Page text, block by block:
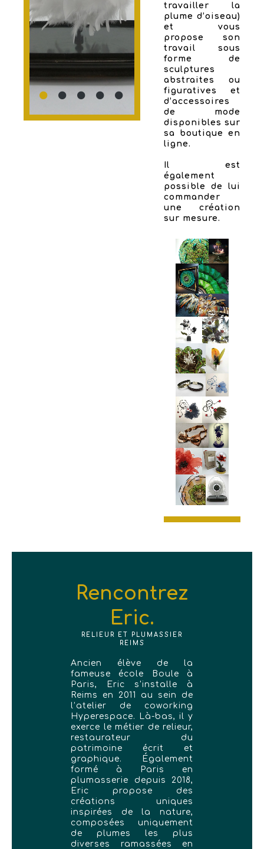
travailler la
plume d’oiseau)
et vous
propose son
travail sous
forme de
sculptures
abstraites ou
figuratives et
d’accessoires
de mode
disponibles sur
sa boutique en
ligne.
Il est
également
possible de lui
commander
une création
sur mesure.
Rencontrez
Eric.
RELIEUR ET PLUMASSIER
REIMS
Ancien élève de la
fameuse école Boule à
Paris, Eric s'installe à
Reims en 2011 au sein de
l’atelier de coworking
Hyperespace. Là-bas, il y
exerce le métier de relieur,
restaurateur du
patrimoine écrit et
graphique. Également
formé à Paris en
plumasserie depuis 2018,
Eric propose des
créations uniques
inspirées de la nature,
composées uniquement
de plumes les plus
diverses ramassées en